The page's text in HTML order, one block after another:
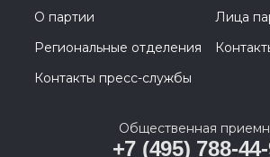
О партии
Лица
Региональные отделения
Контакты пресс-службы
Общественная
+7 (495) 788-